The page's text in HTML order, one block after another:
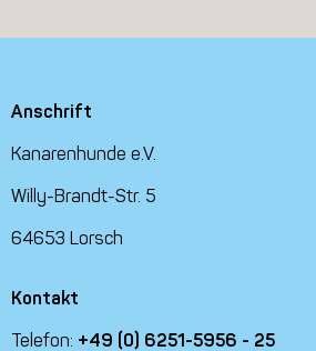
Anschrift
Kanarenhunde e.V.
Willy-Brandt-Str. 5
64653 Lorsch
Kontakt
Telefon: +49 (0) 6251-5956 - 25